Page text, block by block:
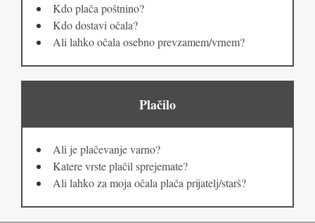
Kdo plača poštnino?
Kdo dostavi očala?
Ali lahko očala osebno prevzamem/vrnem?
Plačilo
Ali je plačevanje varno?
Katere vrste plačil sprejemate?
Ali lahko za moja očala plača prijatelj/starš?